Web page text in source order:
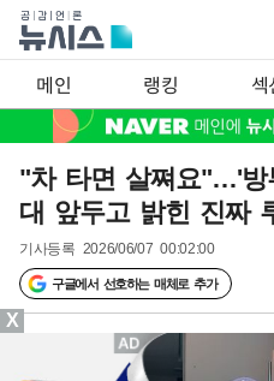
메인 랭킹 섹
"차 타면 살쪄요"…'방
대 앞두고 밝힌 진짜
기사등록 2026/06/07 00:02:00
구글에서 선호하는 매체로 추가
X